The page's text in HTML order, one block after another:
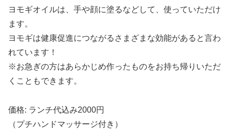
ヨモギオイルは、手や顔に塗るなどして、使っていただけ
ます。
ヨモギは健康促進につながるさまざまな効能があると言わ
れています！
※お急ぎの方はあらかじめ作ったものをお持ち帰りいただ
くこともできます。
価格: ランチ代込み2000円
（プチハンドマッサージ付き）